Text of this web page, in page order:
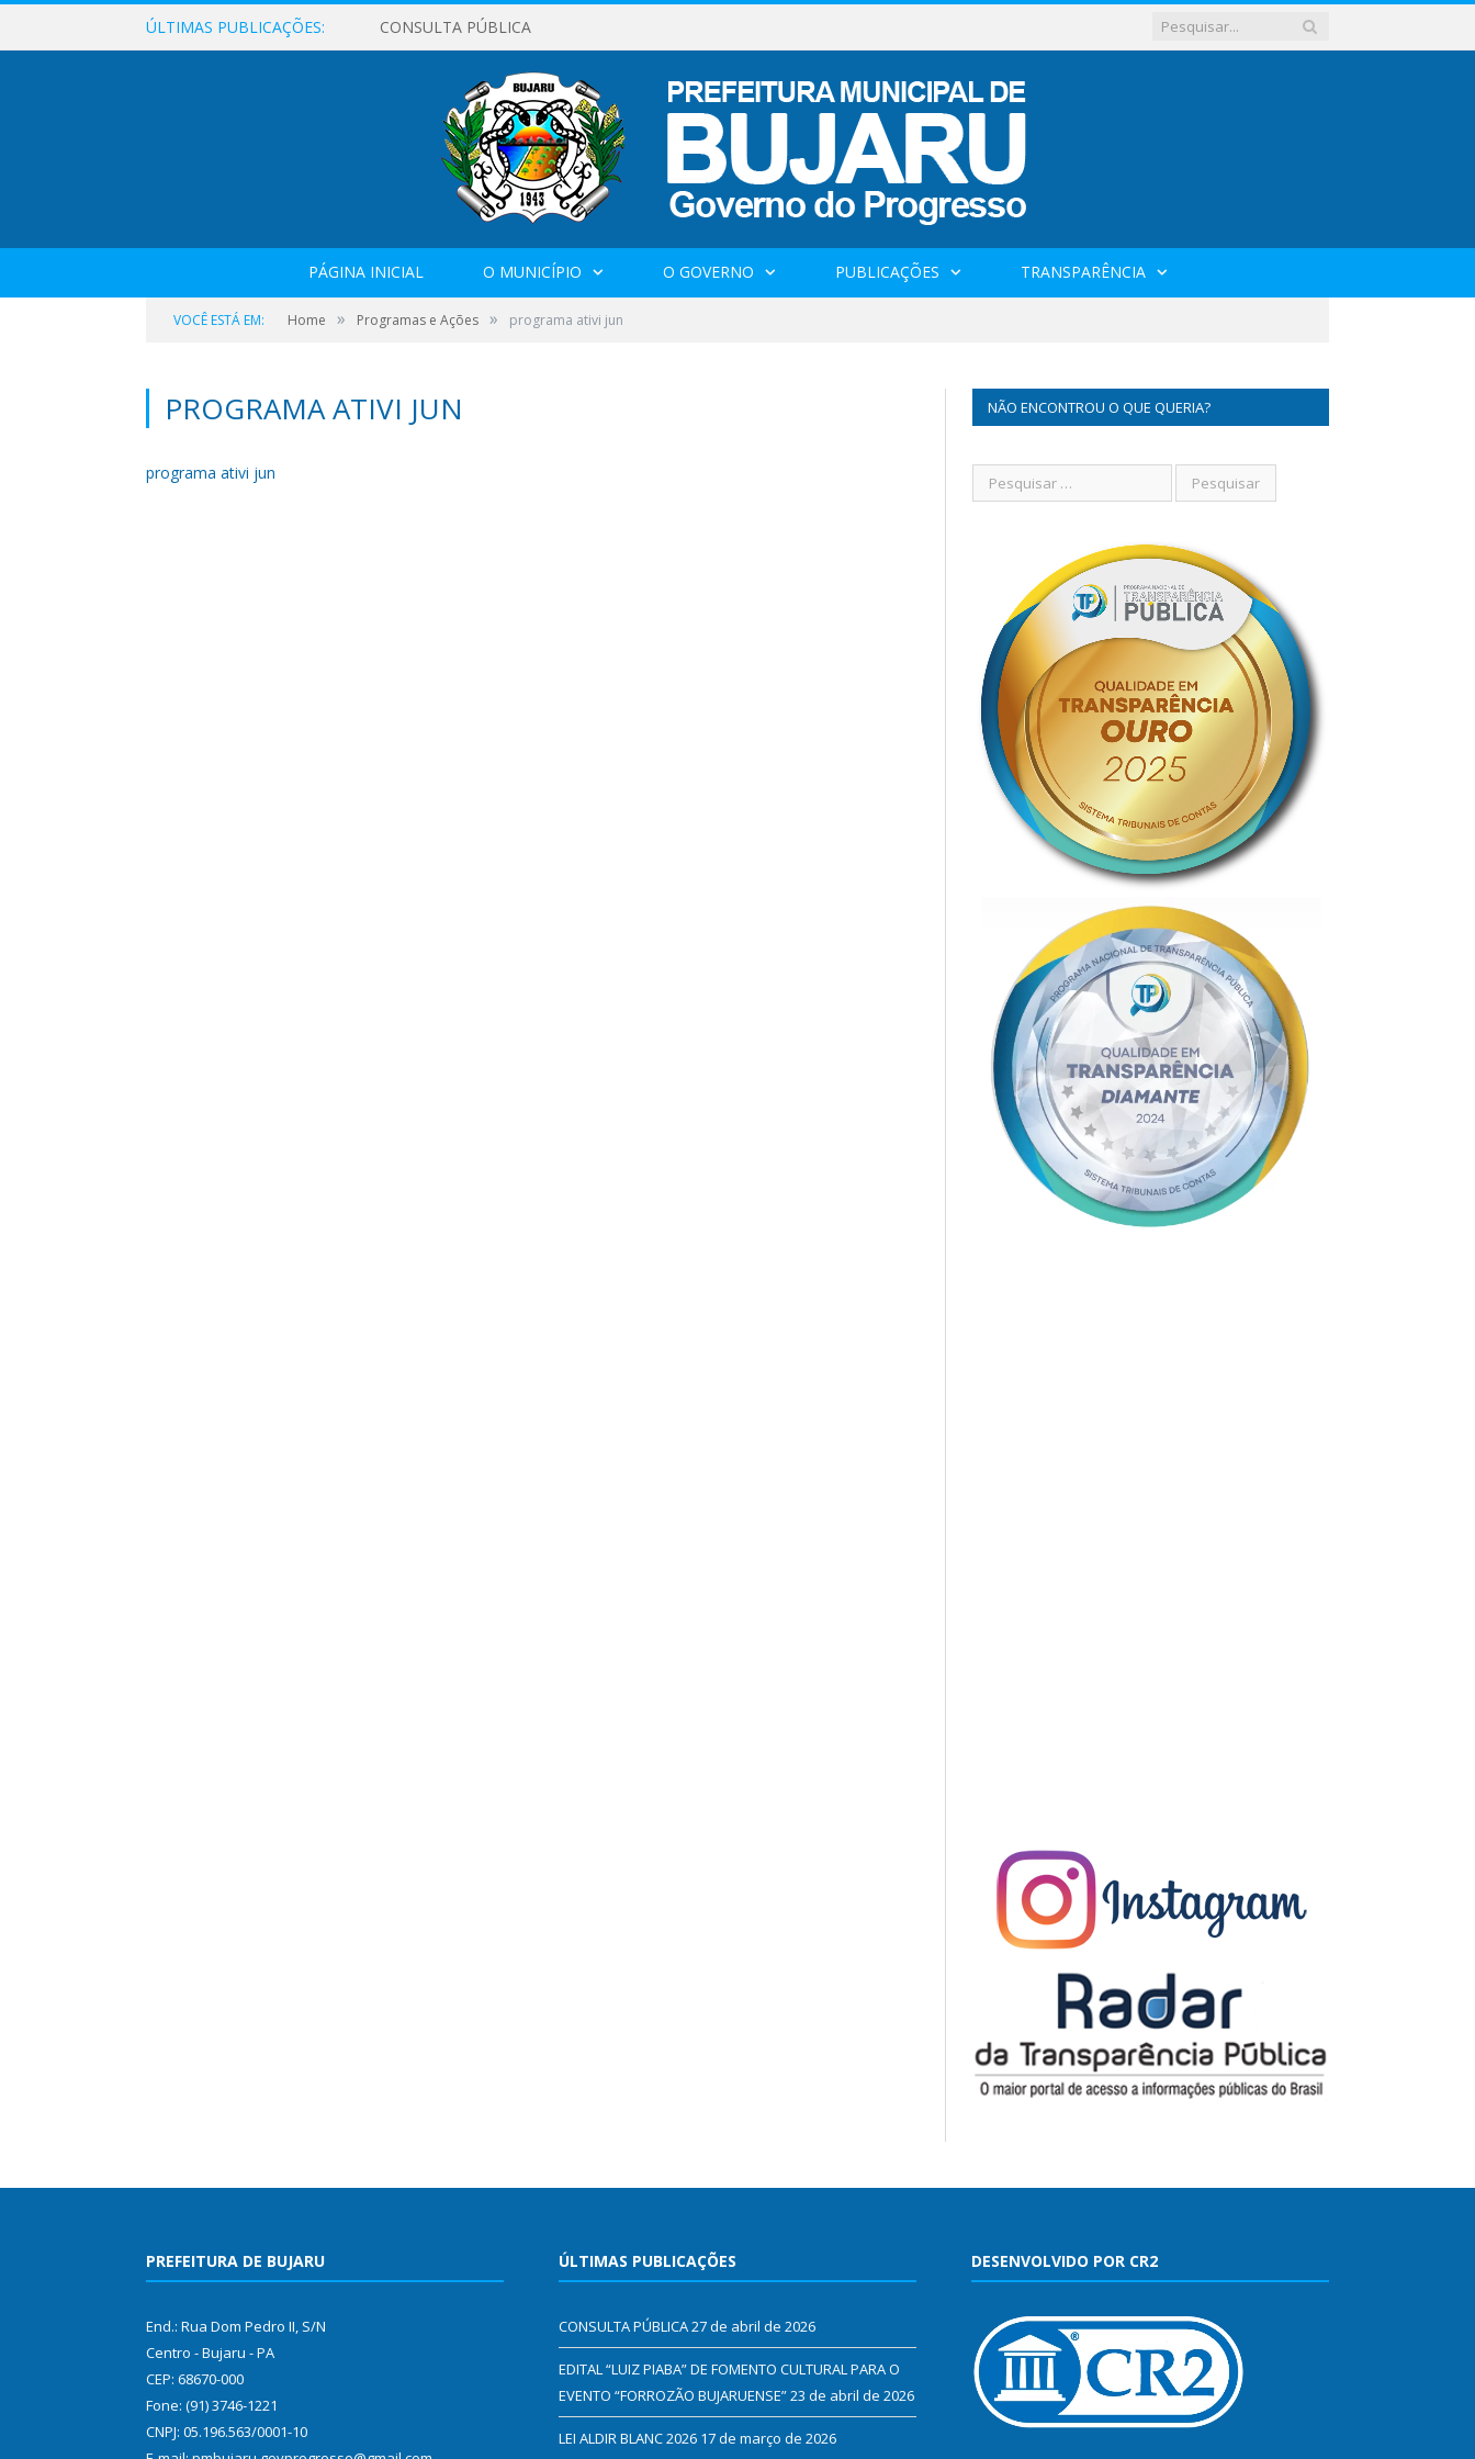
ÚLTIMAS PUBLICAÇÕES: CONSULTA PÚBLICA
PÁGINA INICIAL O MUNICÍPIO O GOVERNO PUBLICAÇÕES TRANSPARÊNCIA
VOCÊ ESTÁ EM: Home » Programas e Ações » programa ativi jun
PROGRAMA ATIVI JUN
programa ativi jun
NÃO ENCONTROU O QUE QUERIA?
PREFEITURA DE BUJARU
End.: Rua Dom Pedro II, S/N
Centro - Bujaru - PA
CEP: 68670-000
Fone: (91) 3746-1221
CNPJ: 05.196.563/0001-10
ÚLTIMAS PUBLICAÇÕES
CONSULTA PÚBLICA27 de abril de 2026
EDITAL “LUIZ PIABA” DE FOMENTO CULTURAL PARA O
EVENTO “FORROZÃO BUJARUENSE”23 de abril de 2026
LEI ALDIR BLANC 2026 17 de março de 2026
DESENVOLVIDO POR CR2